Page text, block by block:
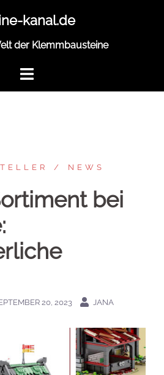
kanal.de
der Klemmbausteine
NEWS
bei
20, 2023 JANA